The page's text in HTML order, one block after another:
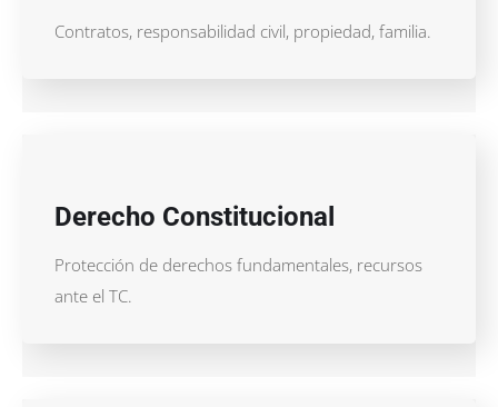
Contratos, responsabilidad civil, propiedad, familia.
Derecho Constitucional
Protección de derechos fundamentales, recursos
ante el TC.